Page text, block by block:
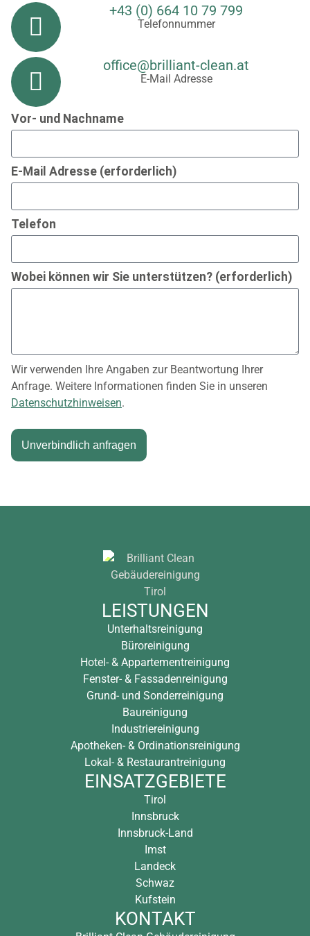
+43 (0) 664 10 79 799
Telefonnummer
office@brilliant-clean.at
E-Mail Adresse
Vor- und Nachname
E-Mail Adresse (erforderlich)
Telefon
Wobei können wir Sie unterstützen? (erforderlich)
Wir verwenden Ihre Angaben zur Beantwortung Ihrer
Anfrage. Weitere Informationen finden Sie in unseren
Datenschutzhinweisen.
Unverbindlich anfragen
LEISTUNGEN
Unterhaltsreinigung
Büroreinigung
Hotel- & Appartementreinigung
Fenster- & Fassadenreinigung
Grund- und Sonderreinigung
Baureinigung
Industriereinigung
Apotheken- & Ordinationsreinigung
Lokal- & Restaurantreinigung
EINSATZGEBIETE
Tirol
Innsbruck
Innsbruck-Land
Imst
Landeck
Schwaz
Kufstein
KONTAKT